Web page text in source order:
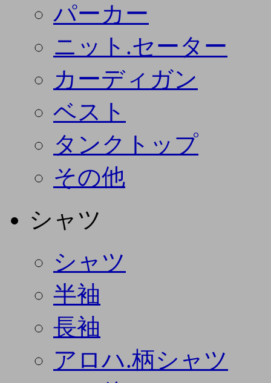
パーカー
ニット.セーター
カーディガン
ベスト
タンクトップ
その他
シャツ
シャツ
半袖
長袖
アロハ.柄シャツ